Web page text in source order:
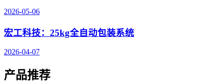
2026-05-06
宏工科技：25kg全自动包装系统
2026-04-07
产品推荐